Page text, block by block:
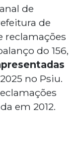
de
de
reclamações
do 156,
no Psiu.
em 2012.